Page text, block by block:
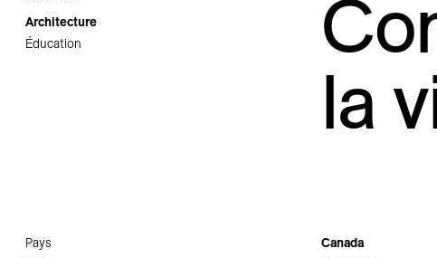
Architecture
Éducation
la
Pays
Canada